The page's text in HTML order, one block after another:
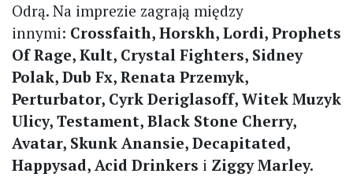
Odrą. Na imprezie zagrają między
innymi: Crossfaith, Horskh, Lordi, Prophets
Of Rage, Kult, Crystal Fighters, Sidney
Polak, Dub Fx, Renata Przemyk,
Perturbator, Cyrk Deriglasoff, Witek Muzyk
Ulicy, Testament, Black Stone Cherry,
Avatar, Skunk Anansie, Decapitated,
Happysad, Acid Drinkers i Ziggy Marley.